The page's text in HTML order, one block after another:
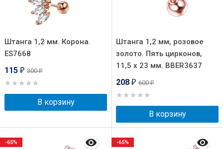
Штанга 1,2 мм. Корона.
ES7668
115 ₽ 300₽
В корзину
Штанга 1,2 мм, розовое
золото. Пять цирконов,
11,5 х 23 мм. BBER3637
208 ₽ 600₽
В корзину
-65% -65%